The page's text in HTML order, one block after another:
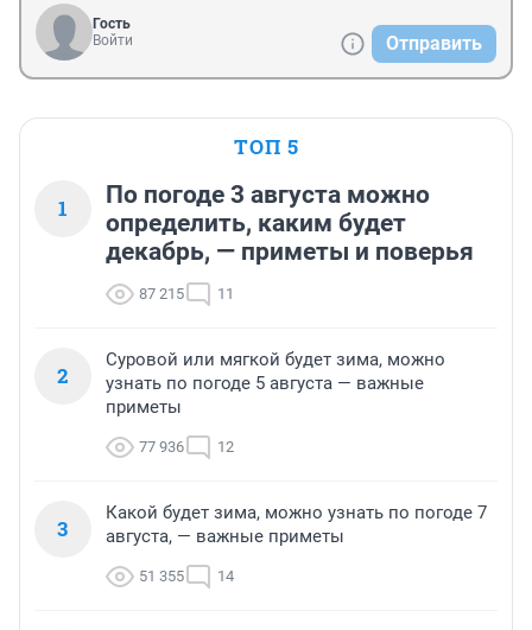
Гость
Войти
Отправить
ТОП 5
1
По погоде 3 августа можно
определить, каким будет
декабрь, — приметы и поверья
87 215 11
2
Суровой или мягкой будет зима, можно
узнать по погоде 5 августа — важные
приметы
77 936 12
3
Какой будет зима, можно узнать по погоде 7
августа, — важные приметы
51 355 14